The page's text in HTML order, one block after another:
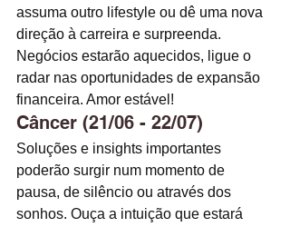
assuma outro lifestyle ou dê uma nova
direção à carreira e surpreenda.
Negócios estarão aquecidos, ligue o
radar nas oportunidades de expansão
financeira. Amor estável!
Câncer (21/06 - 22/07)
Soluções e insights importantes
poderão surgir num momento de
pausa, de silêncio ou através dos
sonhos. Ouça a intuição que estará